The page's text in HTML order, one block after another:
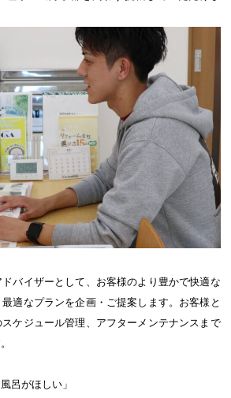
バイザーとして、お客様のより豊かで快適な
適なプランを企画・ご提案します。お客様と
ケジュール管理、アフターメンテナンスまで
呂がほしい」